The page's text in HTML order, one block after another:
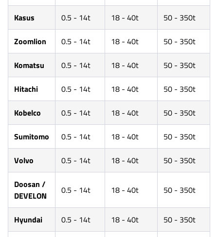
Kasus 0.5 - 14t 18 - 40t 50 - 350t
Zoomlion 0.5 - 14t 18 - 40t 50 - 350t
Komatsu 0.5 - 14t 18 - 40t 50 - 350t
Hitachi 0.5 - 14t 18 - 40t 50 - 350t
Kobelco 0.5 - 14t 18 - 40t 50 - 350t
Sumitomo 0.5 - 14t 18 - 40t 50 - 350t
Volvo 0.5 - 14t 18 - 40t 50 - 350t
Doosan /
DEVELON
0.5 - 14t 18 - 40t 50 - 350t
Hyundai 0.5 - 14t 18 - 40t 50 - 350t